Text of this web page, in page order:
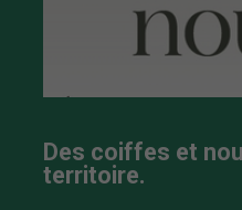
Des coiffes et
territoire.